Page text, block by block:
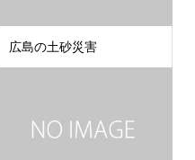
広島の土砂災害